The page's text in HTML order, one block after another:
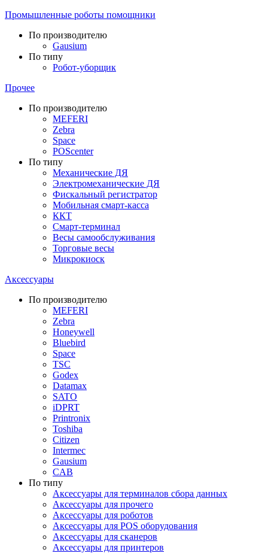
Промышленные роботы помощники
По производителю
Gausium
По типу
Робот-уборщик
Прочее
По производителю
MEFERI
Zebra
Space
POScenter
По типу
Механические ДЯ
Электромеханические ДЯ
Фискальный регистратор
Мобильная смарт-касса
ККТ
Смарт-терминал
Весы самообслуживания
Торговые весы
Микрокиоск
Аксессуары
По производителю
MEFERI
Zebra
Honeywell
Bluebird
Space
TSC
Godex
Datamax
SATO
iDPRT
Printronix
Toshiba
Citizen
Intermec
Gausium
CAB
По типу
Аксессуары для терминалов сбора данных
Аксессуары для прочего
Аксессуары для роботов
Аксессуары для POS оборудования
Аксессуары для сканеров
Аксессуары для принтеров